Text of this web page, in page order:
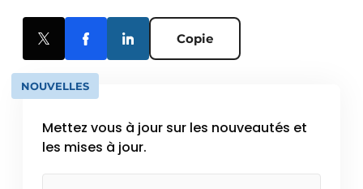
Copie
NOUVELLES
Mettez vous à jour sur les nouveautés et
les mises à jour.